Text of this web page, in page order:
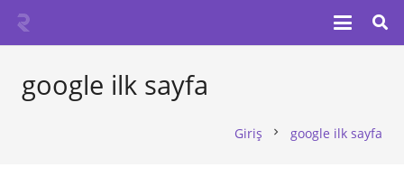
google ilk sayfa
Giriş chevron_right google ilk sayfa